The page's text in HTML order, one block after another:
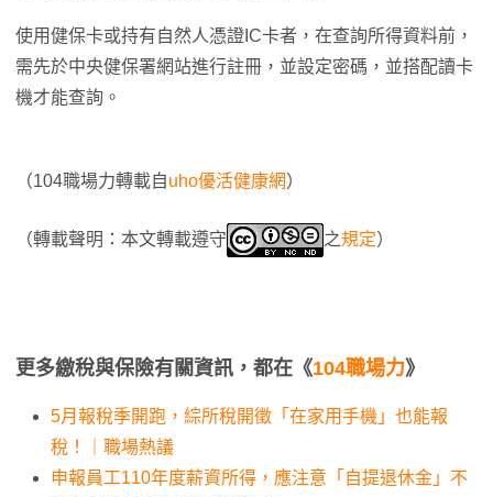
使用健保卡或持有自然人憑證IC卡者，在查詢所得資料前，
需先於中央健保署網站進行註冊，並設定密碼，並搭配讀卡
機才能查詢。
（104職場力轉載自uho優活健康網）
（轉載聲明：本文轉載遵守 之規定）
更多繳稅與保險有關資訊，都在《104職場力》
5月報稅季開跑，綜所稅開徵「在家用手機」也能報
稅！｜職場熱議
申報員工110年度薪資所得，應注意「自提退休金」不